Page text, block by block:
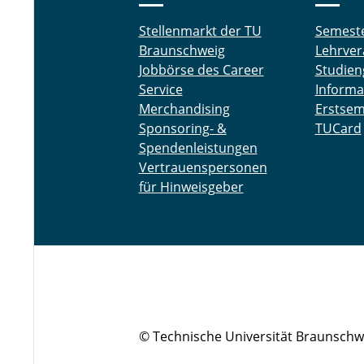
Stellenmarkt der TU
Braunschweig
Jobbörse des Career
Service
Merchandising
Sponsoring- &
Spendenleistungen
Vertrauenspersonen
für Hinweisgeber
TUCard
© Technische Universität